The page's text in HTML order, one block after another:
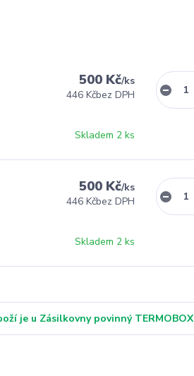
500 Kč/ks
446 Kčbez DPH
Skladem 2 ks
500 Kč/ks
446 Kčbez DPH
Skladem 2 ks
je u Zásilkovny povinný TERMOBOX